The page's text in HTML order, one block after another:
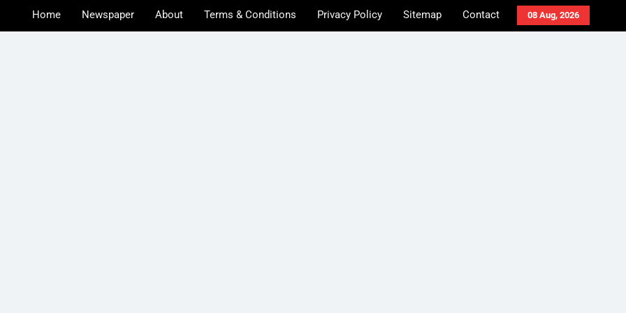
08 Aug, 2026
Home Newspaper About Terms & Conditions Privacy Policy Sitemap
Contact